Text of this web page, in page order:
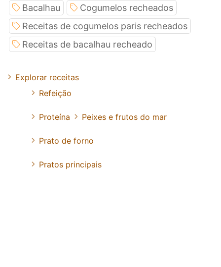
Bacalhau
Cogumelos recheados
Receitas de cogumelos paris recheados
Receitas de bacalhau recheado
Explorar receitas
Refeição
Proteína Peixes e frutos do mar
Prato de forno
Pratos principais